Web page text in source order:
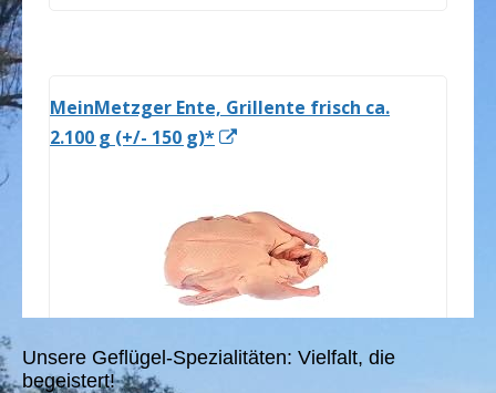
Unsere Geflügel-Spezialitäten: Vielfalt, die
begeistert!